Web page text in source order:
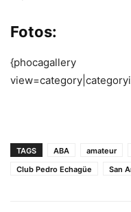
Fotos:
{phocagallery
TAGS ABA amateur
Club Pedro Echagüe
San